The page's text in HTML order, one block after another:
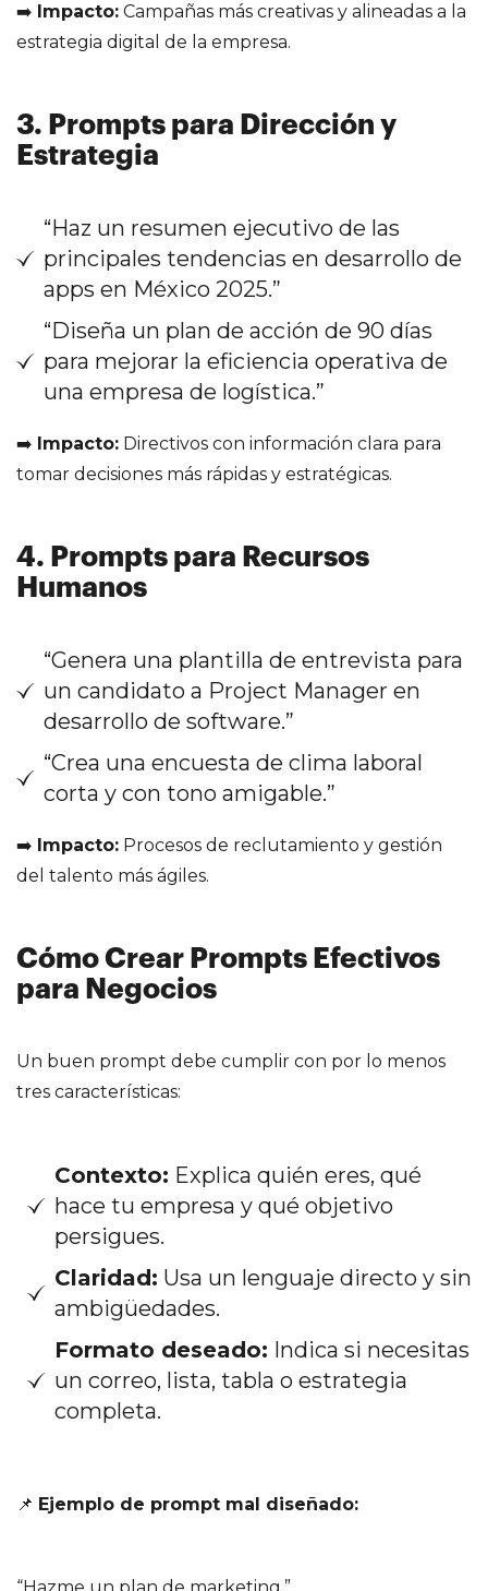
➡️ Impacto: Campañas más creativas y alineadas a la
estrategia digital de la empresa.
3. Prompts para Dirección y
Estrategia
“Haz un resumen ejecutivo de las
principales tendencias en desarrollo de
apps en México 2025.”
“Diseña un plan de acción de 90 días
para mejorar la eficiencia operativa de
una empresa de logística.”
➡️ Impacto: Directivos con información clara para
tomar decisiones más rápidas y estratégicas.
4. Prompts para Recursos
Humanos
“Genera una plantilla de entrevista para
un candidato a Project Manager en
desarrollo de software.”
“Crea una encuesta de clima laboral
corta y con tono amigable.”
➡️ Impacto: Procesos de reclutamiento y gestión
del talento más ágiles.
Cómo Crear Prompts Efectivos
para Negocios
Un buen prompt debe cumplir con por lo menos
tres características:
Contexto: Explica quién eres, qué
hace tu empresa y qué objetivo
persigues.
Claridad: Usa un lenguaje directo y sin
ambigüedades.
Formato deseado: Indica si necesitas
un correo, lista, tabla o estrategia
completa.
📌 Ejemplo de prompt mal diseñado: